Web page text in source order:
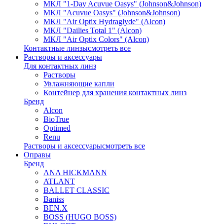
МКЛ "1-Day Acuvue Oasys" (Johnson&Johnson)
МКЛ "Acuvue Oasys" (Johnson&Johnson)
МКЛ "Air Optix Hydraglyde" (Alcon)
МКЛ "Dailies Total 1" (Alcon)
МКЛ "Air Optix Colors" (Alcon)
Контактные линзысмотреть все
Растворы и аксессуары
Для контактных линз
Растворы
Увлажняющие капли
Контейнер для хранения контактных линз
Бренд
Alcon
BioTrue
Optimed
Renu
Растворы и аксессуарысмотреть все
Оправы
Бренд
ANA HICKMANN
ATLANT
BALLET CLASSIC
Baniss
BEN.X
BOSS (HUGO BOSS)